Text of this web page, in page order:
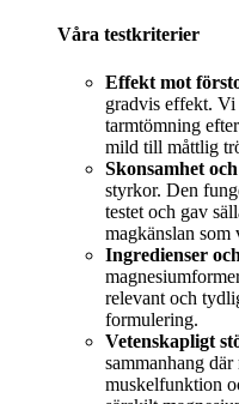
Våra testkriterier
Effekt mot
gradvis effekt.
tarmtömning
mild till måttlig
Skonsamhet
styrkor. Den
testet och gav
magkänslan som
Ingredienser
relevant och
formulering.
Vetenskapligt
sammanhang
muskelfunktion